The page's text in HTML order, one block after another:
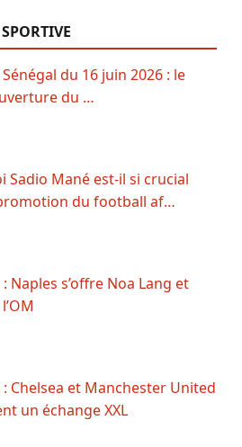
Sénégal du 16 juin 2026 : le
du …
Sadio Mané est-il si crucial
du football af…
Naples s’offre Noa Lang et
Chelsea et Manchester United
un échange XXL